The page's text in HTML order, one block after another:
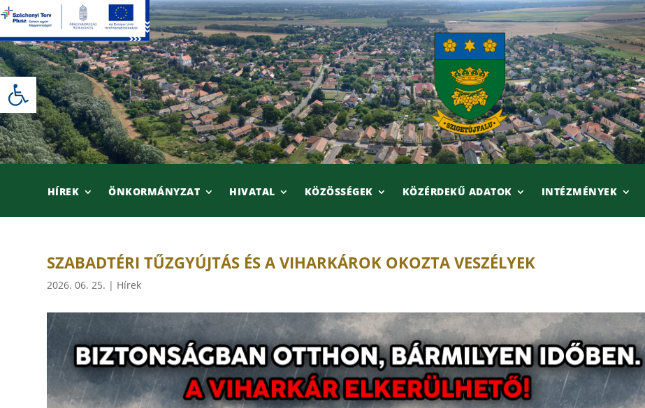
Skip
to
content
Eszköztár megnyitása
HÍREK ÖNKORMÁNYZAT HIVATAL KÖZÖSSÉGEK KÖZÉRDEKŰ ADATOK INTÉZMÉNYEK
SZABADTÉRI TŰZGYÚJTÁS ÉS A VIHARKÁROK OKOZTA VESZÉLYEK
2026. 06. 25. | Hírek